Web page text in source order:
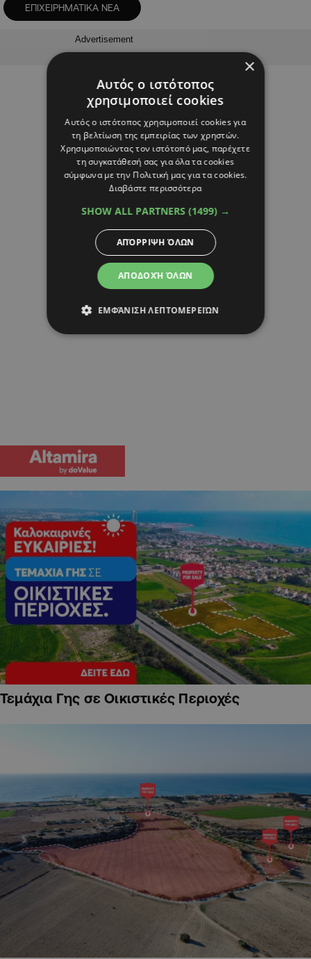
ΕΠΙΧΕΙΡΗΜΑΤΙΚΑ ΝΕΑ
Advertisement
Τεμάχια Γης σε Οικιστικές Περιοχές
×
Αυτός ο ιστότοπος
χρησιμοποιεί cookies
Αυτός ο ιστότοπος χρησιμοποιεί cookies για
τη βελτίωση της εμπειρίας των χρηστών.
Χρησιμοποιώντας τον ιστότοπό μας, παρέχετε
τη συγκατάθεσή σας για όλα τα cookies
σύμφωνα με την Πολιτική μας για τα cookies.
Διαβάστε περισσότερα
SHOW ALL PARTNERS (1499) →
ΑΠΟΔΟΧΉ ΌΛΩΝ
ΑΠΌΡΡΙΨΗ ΌΛΩΝ
ΕΜΦΆΝΙΣΗ ΛΕΠΤΟΜΕΡΕΙΏΝ